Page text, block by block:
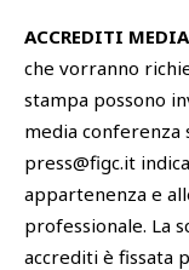
ACCREDITI MEDIA
che vorranno
stampa possono
media conferenza
press@figc.it
appartenenza e
professionale. La
accrediti è fissata